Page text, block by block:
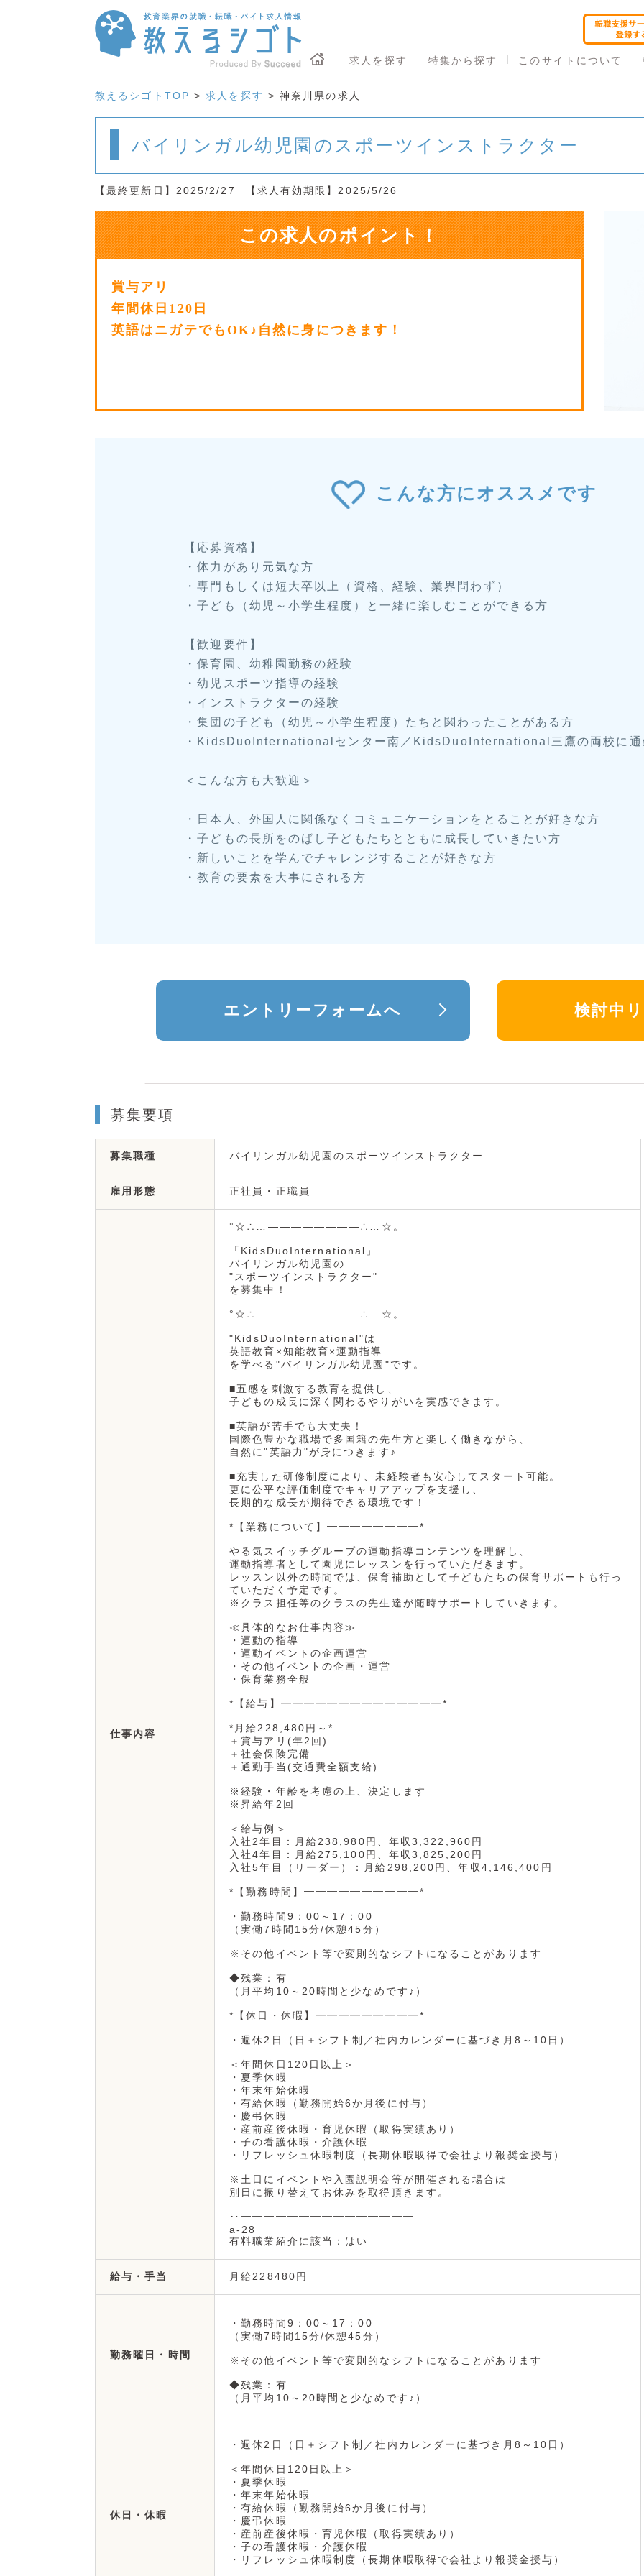
求人を探す 特集から探す このサイトについて
教えるシゴトTOP >求人を探す > 神奈川県の求人
バイリンガル幼児園のスポーツインストラクター
【最終更新日】2025/2/27 【求人有効期限】2025/5/26
この求人のポイント！
賞与アリ
年間休日120日
英語はニガテでもOK♪自然に身につきます！
こんな方にオススメです
【応募資格】
・体力があり元気な方
・専門もしくは短大卒以上（資格、経験、業界問わず）
・子ども（幼児～小学生程度）と一緒に楽しむことができる方
【歓迎要件】
・保育園、幼稚園勤務の経験
・幼児スポーツ指導の経験
・インストラクターの経験
・集団の子ども（幼児～小学生程度）たちと関わったことがある方
・KidsDuoInternationalセンター南／KidsDuoInternational三鷹の両校に通
＜こんな方も大歓迎＞
・日本人、外国人に関係なくコミュニケーションをとることが好きな方
・子どもの長所をのばし子どもたちとともに成長していきたい方
・新しいことを学んでチャレンジすることが好きな方
・教育の要素を大事にされる方
エントリーフォームへ 検討中
募集要項
募集職種 バイリンガル幼児園のスポーツインストラクター
雇用形態 正社員・正職員
仕事内容
°☆∴…――――――――∴…☆。
「KidsDuoInternational」
バイリンガル幼児園の
"スポーツインストラクター"
を募集中！
°☆∴…――――――――∴…☆。
"KidsDuoInternational"は
英語教育×知能教育×運動指導
を学べる"バイリンガル幼児園"です。
■五感を刺激する教育を提供し、
子どもの成長に深く関わるやりがいを実感できます。
■英語が苦手でも大丈夫！
国際色豊かな職場で多国籍の先生方と楽しく働きながら、
自然に"英語力"が身につきます♪
■充実した研修制度により、未経験者も安心してスタート可能。
更に公平な評価制度でキャリアアップを支援し、
長期的な成長が期待できる環境です！
*【業務について】━━━━━━━━*
やる気スイッチグループの運動指導コンテンツを理解し、
運動指導者として園児にレッスンを行っていただきます。
レッスン以外の時間では、保育補助として子どもたちの保育サポートも行っ
ていただく予定です。
※クラス担任等のクラスの先生達が随時サポートしていきます。
≪具体的なお仕事内容≫
・運動の指導
・運動イベントの企画運営
・その他イベントの企画・運営
・保育業務全般
*【給与】━━━━━━━━━━━━━━*
*月給228,480円～*
＋賞与アリ(年2回)
＋社会保険完備
＋通勤手当(交通費全額支給)
※経験・年齢を考慮の上、決定します
※昇給年2回
＜給与例＞
入社2年目：月給238,980円、年収3,322,960円
入社4年目：月給275,100円、年収3,825,200円
入社5年目（リーダー）：月給298,200円、年収4,146,400円
*【勤務時間】━━━━━━━━━━*
・勤務時間9：00～17：00
（実働7時間15分/休憩45分）
※その他イベント等で変則的なシフトになることがあります
◆残業：有
（月平均10～20時間と少なめです♪）
*【休日・休暇】━━━━━━━━━*
・週休2日（日＋シフト制／社内カレンダーに基づき月8～10日）
＜年間休日120日以上＞
・夏季休暇
・年末年始休暇
・有給休暇（勤務開始6か月後に付与）
・慶弔休暇
・産前産後休暇・育児休暇（取得実績あり）
・子の看護休暇・介護休暇
・リフレッシュ休暇制度（長期休暇取得で会社より報奨金授与）
※土日にイベントや入園説明会等が開催される場合は
別日に振り替えてお休みを取得頂きます。
‥━━━━━━━━━━━━━━━
a-28
有料職業紹介に該当：はい
給与・手当 月給228480円
勤務曜日・時間
・勤務時間9：00～17：00
（実働7時間15分/休憩45分）
※その他イベント等で変則的なシフトになることがあります
◆残業：有
（月平均10～20時間と少なめです♪）
休日・休暇
・週休2日（日＋シフト制／社内カレンダーに基づき月8～10日）
＜年間休日120日以上＞
・夏季休暇
・年末年始休暇
・有給休暇（勤務開始6か月後に付与）
・慶弔休暇
・産前産後休暇・育児休暇（取得実績あり）
・子の看護休暇・介護休暇
・リフレッシュ休暇制度（長期休暇取得で会社より報奨金授与）